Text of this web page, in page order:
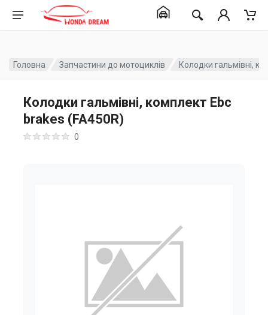
Головна Запчастини до мотоциклів Колодки гальмівні,
Колодки гальмівні, комплект Ebc
brakes (FA450R)
0